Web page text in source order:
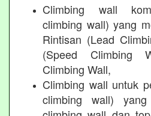
Climbing wall
climbing wall) yang
Rintisan (Lead
(Speed Climbing
Climbing Wall,
Climbing wall untuk
climbing wall)